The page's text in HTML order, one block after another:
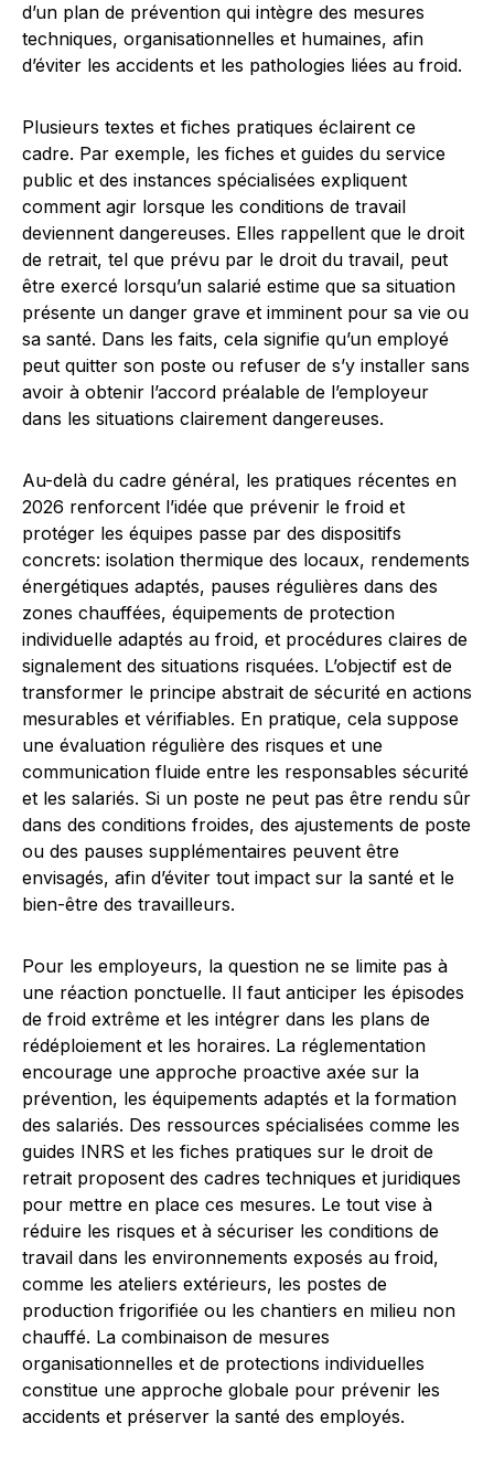
d’un plan de prévention qui intègre des mesures
techniques, organisationnelles et humaines, afin
d’éviter les accidents et les pathologies liées au froid.
Plusieurs textes et fiches pratiques éclairent ce
cadre. Par exemple, les fiches et guides du service
public et des instances spécialisées expliquent
comment agir lorsque les conditions de travail
deviennent dangereuses. Elles rappellent que le droit
de retrait, tel que prévu par le droit du travail, peut
être exercé lorsqu’un salarié estime que sa situation
présente un danger grave et imminent pour sa vie ou
sa santé. Dans les faits, cela signifie qu’un employé
peut quitter son poste ou refuser de s’y installer sans
avoir à obtenir l’accord préalable de l’employeur
dans les situations clairement dangereuses.
Au-delà du cadre général, les pratiques récentes en
2026 renforcent l’idée que prévenir le froid et
protéger les équipes passe par des dispositifs
concrets: isolation thermique des locaux, rendements
énergétiques adaptés, pauses régulières dans des
zones chauffées, équipements de protection
individuelle adaptés au froid, et procédures claires de
signalement des situations risquées. L’objectif est de
transformer le principe abstrait de sécurité en actions
mesurables et vérifiables. En pratique, cela suppose
une évaluation régulière des risques et une
communication fluide entre les responsables sécurité
et les salariés. Si un poste ne peut pas être rendu sûr
dans des conditions froides, des ajustements de poste
ou des pauses supplémentaires peuvent être
envisagés, afin d’éviter tout impact sur la santé et le
bien-être des travailleurs.
Pour les employeurs, la question ne se limite pas à
une réaction ponctuelle. Il faut anticiper les épisodes
de froid extrême et les intégrer dans les plans de
rédéploiement et les horaires. La réglementation
encourage une approche proactive axée sur la
prévention, les équipements adaptés et la formation
des salariés. Des ressources spécialisées comme les
guides INRS et les fiches pratiques sur le droit de
retrait proposent des cadres techniques et juridiques
pour mettre en place ces mesures. Le tout vise à
réduire les risques et à sécuriser les conditions de
travail dans les environnements exposés au froid,
comme les ateliers extérieurs, les postes de
production frigorifiée ou les chantiers en milieu non
chauffé. La combinaison de mesures
organisationnelles et de protections individuelles
constitue une approche globale pour prévenir les
accidents et préserver la santé des employés.